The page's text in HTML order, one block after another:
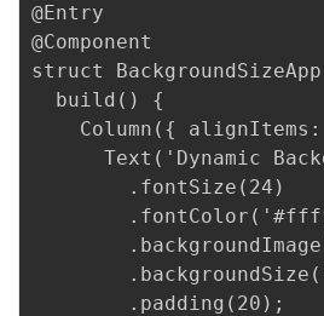
@Entry
@Component
struct
  build() {
Column({
Text('Dynamic
        .fontSize(24)
        .padding(20);